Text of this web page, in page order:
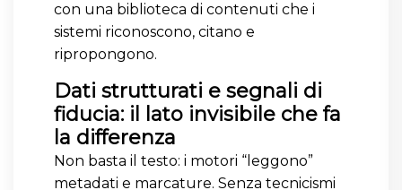
con una biblioteca di contenuti che i
sistemi riconoscono, citano e
ripropongono.
Dati strutturati e segnali di
fiducia: il lato invisibile che fa
la differenza
Non basta il testo: i motori “leggono”
metadati e marcature. Senza tecnicismi